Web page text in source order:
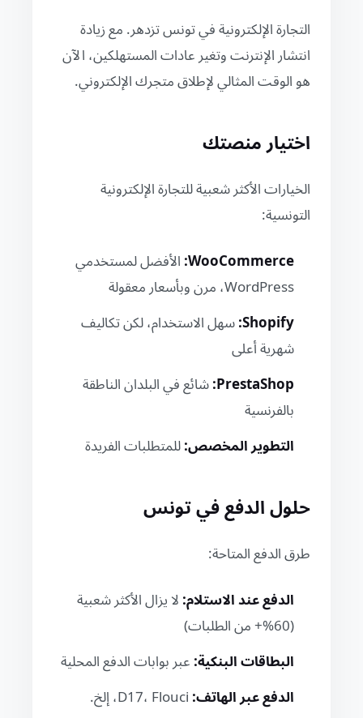
التجارة الإلكترونية في تونس تزدهر. مع زيادة
انتشار الإنترنت وتغير عادات المستهلكين، الآن
هو الوقت المثالي لإطلاق متجرك الإلكتروني.
اختيار منصتك
الخيارات الأكثر شعبية للتجارة الإلكترونية
التونسية:
WooCommerce: الأفضل لمستخدمي
WordPress، مرن وبأسعار معقولة
Shopify: سهل الاستخدام، لكن تكاليف
شهرية أعلى
PrestaShop: شائع في البلدان الناطقة
بالفرنسية
التطوير المخصص:للمتطلبات الفريدة
حلول الدفع في تونس
طرق الدفع المتاحة:
الدفع عند الاستلام:لا يزال الأكثر شعبية
(60%+ من الطلبات)
البطاقات البنكية:عبر بوابات الدفع المحلية
الدفع عبر الهاتف: